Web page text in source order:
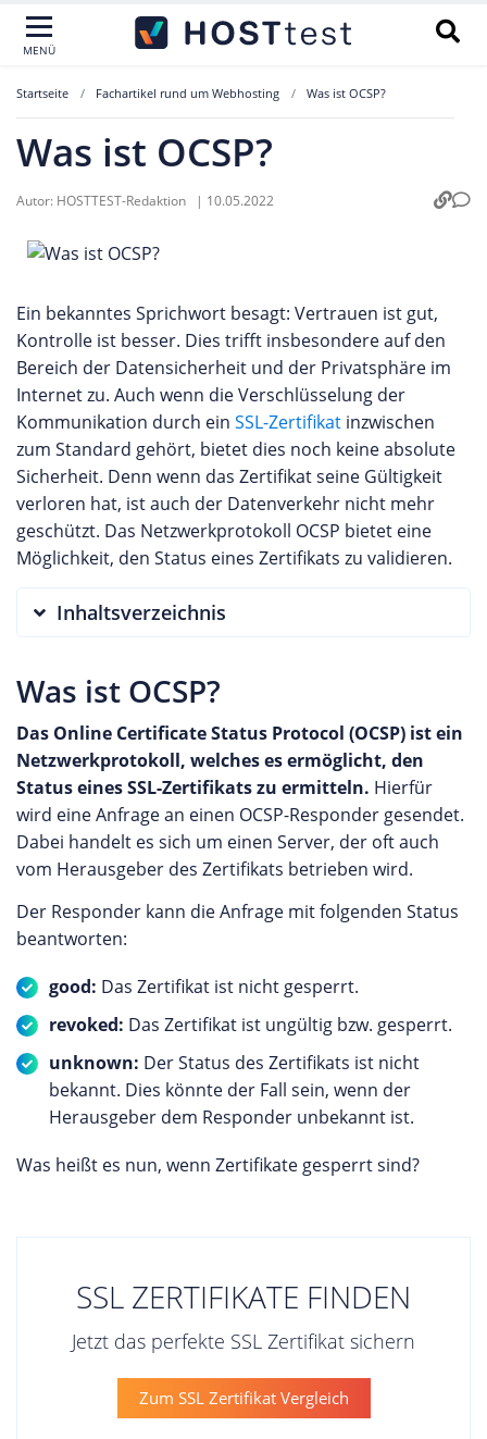
MENÜ
Startseite Fachartikel rund um Webhosting Was ist OCSP?
Was ist OCSP?
Autor: HOSTTEST-Redaktion | 10.05.2022
Ein bekanntes Sprichwort besagt: Vertrauen ist gut,
Kontrolle ist besser. Dies trifft insbesondere auf den
Bereich der Datensicherheit und der Privatsphäre im
Internet zu. Auch wenn die Verschlüsselung der
Kommunikation durch ein SSL-Zertifikat inzwischen
zum Standard gehört, bietet dies noch keine absolute
Sicherheit. Denn wenn das Zertifikat seine Gültigkeit
verloren hat, ist auch der Datenverkehr nicht mehr
geschützt. Das Netzwerkprotokoll OCSP bietet eine
Möglichkeit, den Status eines Zertifikats zu validieren.
Inhaltsverzeichnis
Was ist OCSP?
Das Online Certificate Status Protocol (OCSP) ist ein
Netzwerkprotokoll, welches es ermöglicht, den
Status eines SSL-Zertifikats zu ermitteln. Hierfür
wird eine Anfrage an einen OCSP-Responder gesendet.
Dabei handelt es sich um einen Server, der oft auch
vom Herausgeber des Zertifikats betrieben wird.
Der Responder kann die Anfrage mit folgenden Status
beantworten:
good: Das Zertifikat ist nicht gesperrt.
revoked: Das Zertifikat ist ungültig bzw. gesperrt.
unknown: Der Status des Zertifikats ist nicht
bekannt. Dies könnte der Fall sein, wenn der
Herausgeber dem Responder unbekannt ist.
Was heißt es nun, wenn Zertifikate gesperrt sind?
SSL ZERTIFIKATE FINDEN
Jetzt das perfekte SSL Zertifikat sichern
Zum SSL Zertifikat Vergleich